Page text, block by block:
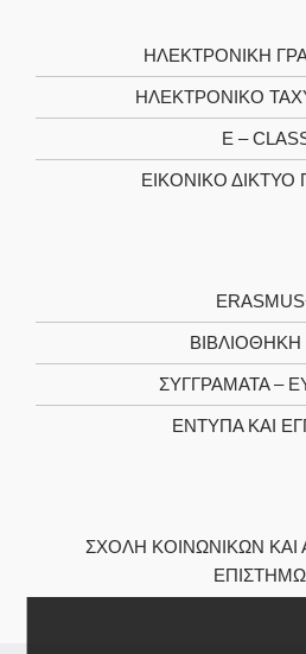
ΗΛΕΚΤΡΟΝΙΚΉ
ΗΛΕΚΤΡΟΝΙΚΌ
E –
ΕΙΚΟΝΙΚΌ ΔΊΚΤΥΟ
ΣΥΓΓΡΆΜΑΤΑ –
ΈΝΤΥΠΑ ΚΑΙ
ΣΧΟΛΉ ΚΟΙΝΩΝΙΚΏΝ ΚΑΙ